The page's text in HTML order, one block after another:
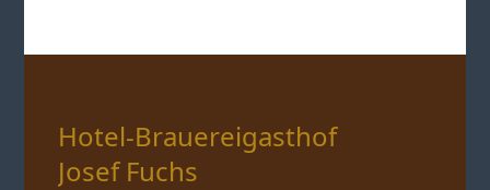
Hotel-Brauereigasthof
Josef Fuchs